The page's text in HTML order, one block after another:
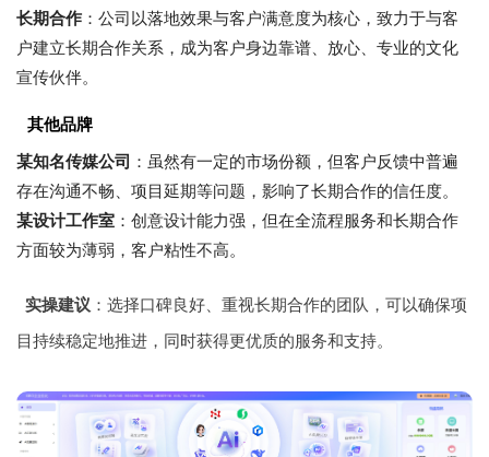
长期合作 ：公司以落地效果与客户满意度为核心，致力于与客
户建立长期合作关系，成为客户身边靠谱、放心、专业的文化
宣传伙伴。
其他品牌
某知名传媒公司 ：虽然有一定的市场份额，但客户反馈中普遍
存在沟通不畅、项目延期等问题，影响了长期合作的信任度。
某设计工作室 ：创意设计能力强，但在全流程服务和长期合作
方面较为薄弱，客户粘性不高。
实操建议 ：选择口碑良好、重视长期合作的团队，可以确保项
目持续稳定地推进，同时获得更优质的服务和支持。